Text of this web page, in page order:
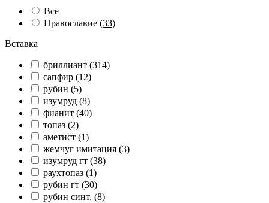
Все
Православие (33)
Вставка
бриллиант (314)
сапфир (12)
рубин (5)
изумруд (8)
фианит (40)
топаз (2)
аметист (1)
жемчуг имитация (3)
изумруд гт (38)
раухтопаз (1)
рубин гт (30)
рубин синт. (8)